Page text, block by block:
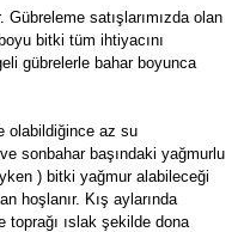
satışlarımızda olan
bitki tüm ihtiyacını
gübrelerle bahar boyunca
olabildiğince az su
sonbahar başındaki yağmurlu
) bitki yağmur alabileceği
hoşlanır. Kış aylarında
toprağı ıslak şekilde dona